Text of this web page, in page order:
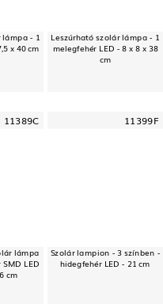
lámpa - 1
x 40 cm
Leszúrható szolár lámpa - 1
melegfehér LED - 8 x 8 x 38
cm
11389C
lámpa
LED
cm
11399F
Szolár lampion - 3 színben -
hidegfehér LED - 21 cm